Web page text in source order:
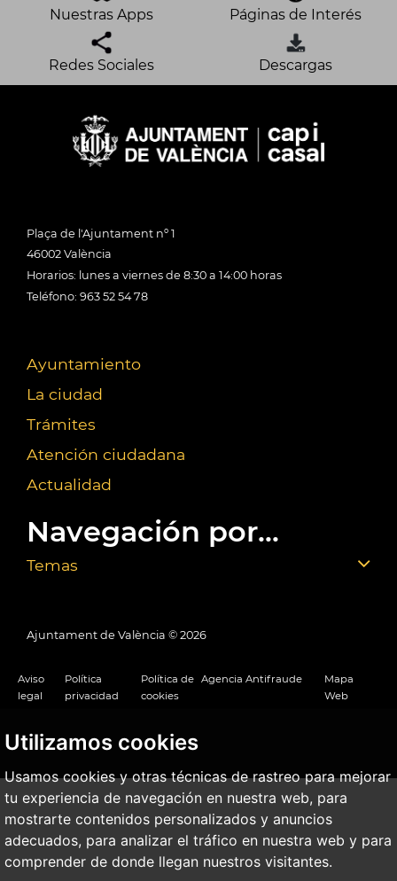
Utilizamos cookies
Usamos cookies y otras técnicas de rastreo para mejorar
tu experiencia de navegación en nuestra web, para
mostrarte contenidos personalizados y anuncios
adecuados, para analizar el tráfico en nuestra web y para
comprender de donde llegan nuestros visitantes.
Nuestras Apps Páginas de Interés
Redes Sociales Descargas
Plaça de l'Ajuntament nº 1
46002 València
Horarios: lunes a viernes de 8:30 a 14:00 horas
Teléfono: 963 52 54 78
Ayuntamiento
La ciudad
Trámites
Atención ciudadana
Actualidad
Navegación por...
Temas
Ajuntament de València © 2026
Aviso
legal
Política
privacidad
Política de
cookies
Agencia Antifraude
Mapa
Web